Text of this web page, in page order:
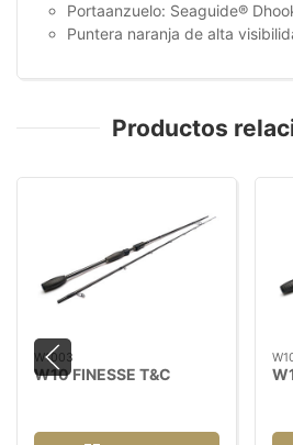
Portaanzuelo: Seaguide®
Puntera naranja de alta
Productos
W1003
W10 FINESSE T&C